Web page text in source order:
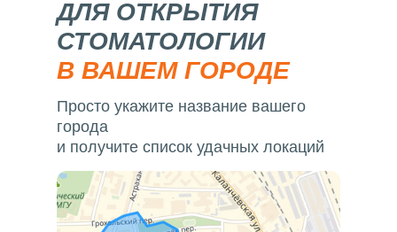
Просто укажите название вашего
города
и получите список удачных локаций
ДЛЯ ОТКРЫТИЯ
СТОМАТОЛОГИИ
В ВАШЕМ ГОРОДЕ